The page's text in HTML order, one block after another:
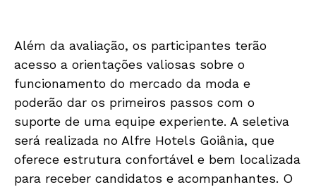
Além da avaliação, os participantes terão
acesso a orientações valiosas sobre o
funcionamento do mercado da moda e
poderão dar os primeiros passos com o
suporte de uma equipe experiente. A seletiva
será realizada no Alfre Hotels Goiânia, que
oferece estrutura confortável e bem localizada
para receber candidatos e acompanhantes. O